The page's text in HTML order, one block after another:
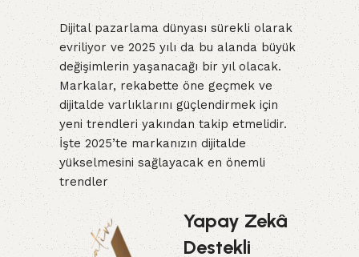
Dijital pazarlama dünyası sürekli olarak
evriliyor ve 2025 yılı da bu alanda büyük
değişimlerin yaşanacağı bir yıl olacak.
Markalar, rekabette öne geçmek ve
dijitalde varlıklarını güçlendirmek için
yeni trendleri yakından takip etmelidir.
İşte 2025’te markanızın dijitalde
yükselmesini sağlayacak en önemli
trendler
Yapay Zekâ
Destekli